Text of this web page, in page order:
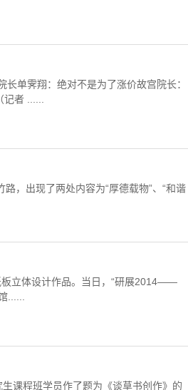
单霁翔：绝对不是为了涨价故宫院长：
者 ......
，出现了两处内容为“厚德载物”、“和谐
立体设计作品。当日，“研展2014——
......
课程班学员作了题为《谈草书创作》的